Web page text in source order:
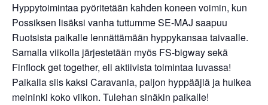
Hyppytoimintaa pyöritetään kahden koneen voimin, kun
Possiksen lisäksi vanha tuttumme SE-MAJ saapuu
Ruotsista paikalle lennättämään hyppykansaa taivaalle.
Samalla viikolla järjestetään myös FS-bigway sekä
Finflock get together, eli aktiivista toimintaa luvassa!
Paikalla siis kaksi Caravania, paljon hyppääjiä ja huikea
meininki koko viikon. Tulehan sinäkin paikalle!